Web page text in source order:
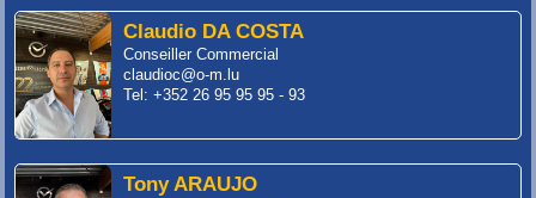
Claudio DA COSTA
Conseiller Commercial
claudioc@o-m.lu
Tel: +352 26 95 95 95 - 93
Tony ARAUJO